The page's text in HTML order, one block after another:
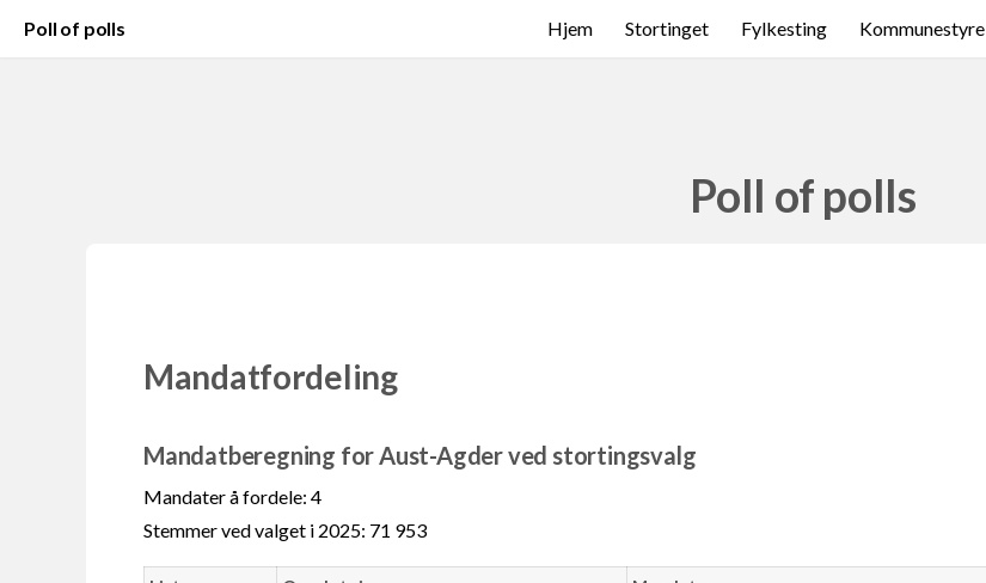
Poll of polls Hjem Stortinget Fylkesting Kommunestyre
Poll of polls
Mandatfordeling
Mandatberegning for Aust-Agder ved stortingsvalg
Mandater å fordele: 4
Stemmer ved valget i 2025: 71 953